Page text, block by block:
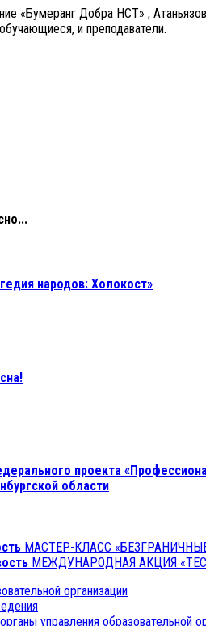
«Бумеранг Добра НСТ» ,
и преподаватели.
народов: Холокост»
проекта
области
МАСТЕР-КЛАСС
МЕЖДУНАРОДНАЯ АКЦИЯ
организации
управления образовательной